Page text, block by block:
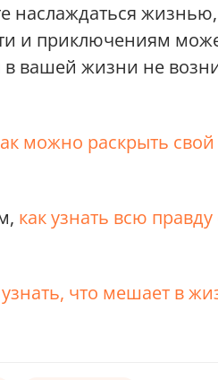
наслаждаться
и приключениям
вашей жизни не
можно раскрыть
как узнать всю
узнать, что мешает в